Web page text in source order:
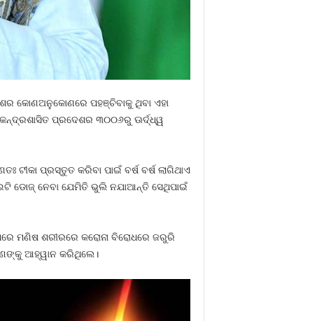
କୋଣଅନୁକୋଣରେ ପହଞ୍ଚିବାକୁ ଥିବା ଏହା
ପ୍ରଦେଶର ୩୦୦୬ରୁ ଊର୍ଦ୍ଧ୍ୱ
ଟୀକା ପ୍ରସ୍ତୁତ କରିବା ପାଇଁ ବର୍ଷ ବର୍ଷ ଲାଗିଥାଏ
ଡୋଜ୍ ନେବା ଯେମିତି ଭୁଲି ନଯାଆନ୍ତି ସେଥିପାଇଁ
ମଣିଷ ଶରୀରରେ କରୋନା ବିରୋଧରେ ଜରୁରି
ଆହ୍ୱାନ କରିଥିଲେ।